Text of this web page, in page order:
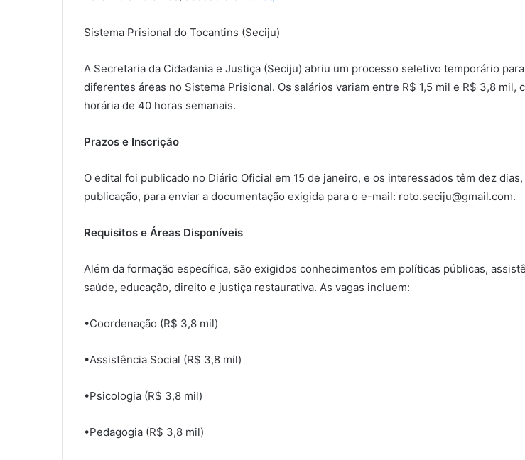
Sistema Prisional do Tocantins (Seciju)
A Secretaria da Cidadania e Justiça (Seciju) abriu um processo seletivo temporário
diferentes áreas no Sistema Prisional. Os salários variam entre R$ 1,5 mil e R$ 3,8 mil,
horária de 40 horas semanais.
Prazos e Inscrição
O edital foi publicado no Diário Oficial em 15 de janeiro, e os interessados têm dez
publicação, para enviar a documentação exigida para o e-mail: roto.seciju@gmail.com.
Requisitos e Áreas Disponíveis
Além da formação específica, são exigidos conhecimentos em políticas públicas,
saúde, educação, direito e justiça restaurativa. As vagas incluem:
•Coordenação (R$ 3,8 mil)
•Assistência Social (R$ 3,8 mil)
•Psicologia (R$ 3,8 mil)
•Pedagogia (R$ 3,8 mil)